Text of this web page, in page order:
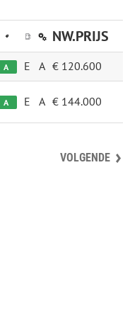
NW.PRIJS
A E A € 120.600
A E A € 144.000
VOLGENDE